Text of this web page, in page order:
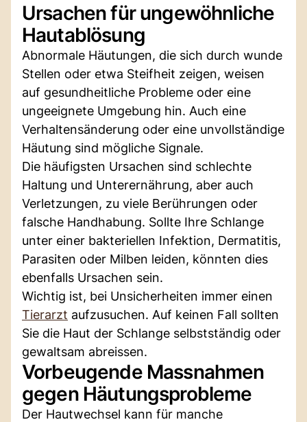
Ursachen für ungewöhnliche
Hautablösung
Abnormale Häutungen, die sich durch wunde
Stellen oder etwa Steifheit zeigen, weisen
auf gesundheitliche Probleme oder eine
ungeeignete Umgebung hin. Auch eine
Verhaltensänderung oder eine unvollständige
Häutung sind mögliche Signale.
Die häufigsten Ursachen sind schlechte
Haltung und Unterernährung, aber auch
Verletzungen, zu viele Berührungen oder
falsche Handhabung. Sollte Ihre Schlange
unter einer bakteriellen Infektion, Dermatitis,
Parasiten oder Milben leiden, könnten dies
ebenfalls Ursachen sein.
Wichtig ist, bei Unsicherheiten immer einen
Tierarzt aufzusuchen. Auf keinen Fall sollten
Sie die Haut der Schlange selbstständig oder
gewaltsam abreissen.
Vorbeugende Massnahmen
gegen Häutungsprobleme
Der Hautwechsel kann für manche